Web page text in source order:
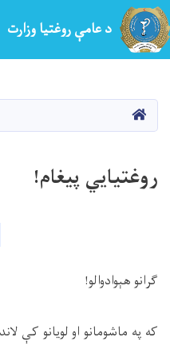
د عامې روغتیا وزارت
کور
روغتیايي پیغام!
ګرانو هېوادوالو!
که په ماشومانو او لویانو